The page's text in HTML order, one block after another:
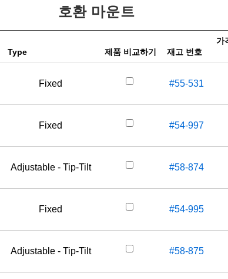
호환 마운트
Type 제품 비교하기 재고 번호
가
Fixed #55-531
Fixed #54-997
Adjustable - Tip-Tilt #58-874
Fixed #54-995
Adjustable - Tip-Tilt #58-875